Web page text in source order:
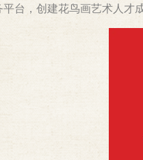
平台，创建花鸟画艺术人才